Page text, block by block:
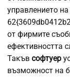
управлението
от фирмите
ефективността
Такъв софтуер
възможност на